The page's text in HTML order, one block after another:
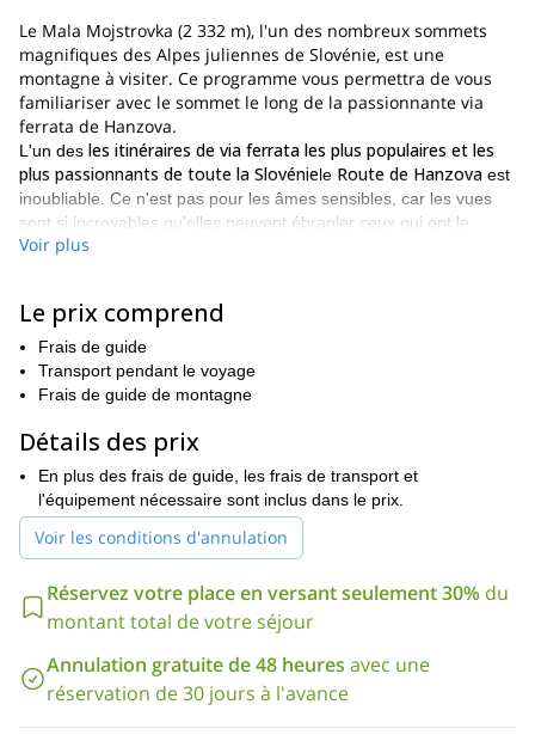
Le Mala Mojstrovka (2 332 m), l'un des nombreux sommets
magnifiques des Alpes juliennes de Slovénie, est une
montagne à visiter. Ce programme vous permettra de vous
familiariser avec le sommet le long de la passionnante via
ferrata de Hanzova.
L'un des les itinéraires de via ferrata les plus populaires et les
plus passionnants de toute la Slovéniele Route de Hanzova est
inoubliable. Ce n'est pas pour les âmes sensibles, car les vues
sont si incroyables qu'elles peuvent ébranler ceux qui ont le
vertige, mais cet itinéraire vous offrira une abondance de vues et
En plus de l'excitation de ce programme, il y a aussi beaucoup de
commodité. Je viendrai volontiers vous chercher à votre hôtel et
vous emmènerai directement à l'aéroport.
vous pourrez commencer l'aventure. Et à la fin de la journée, je
peux vous ramener directement à votre hôtel. Ce qui fait que ce
il s'agit de laRoute de Hanzova
sembler précaire, vous pouvez être assuré qu'elle est
extrêmement sûre, et vous serez en sécurité tout le temps et
correctement guidé à chaque étape.
Il y a une raison pour laquelle les via ferratas sont si populaires
de sommets qui semblent parfaits pour elles. Et la Mala
Mojstrovka est en tête de liste ou presque. Si vous voulez en
Aimeriez-vous escalader la plus haute montagne de Slovénie
un seul jour? Alors rejoignez-moi surcette fantastique
ascension privée du Mont Triglav.
Voir plus
Le prix comprend
Frais de guide
Transport pendant le voyage
Frais de guide de montagne
Détails des prix
En plus des frais de guide, les frais de transport et
l'équipement nécessaire sont inclus dans le prix.
Voir les conditions d'annulation
Réservez votre place en versant seulement 30% du
montant total de votre séjour
Annulation gratuite de 48 heures avec une
réservation de 30 jours à l'avance